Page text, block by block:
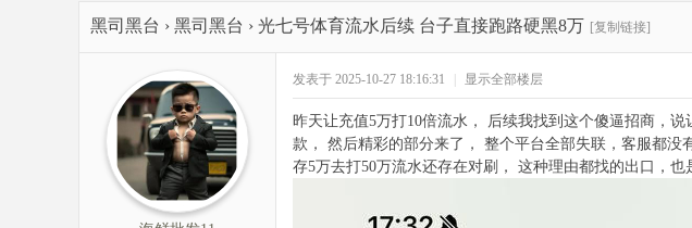
黑司黑台 › 黑司黑台 › 光七号体育流水后续 台子直接跑路硬黑8万 [复制链接]
发表于 2025-10-27 18:16:31 显示全部楼层
昨天让充值5万打10倍流水， 后续我找到这个傻逼招商，
款， 然后精彩的部分来了， 整个平台全部失联，客服都
存5万去打50万流水还存在对刷， 这种理由都找的出口，也